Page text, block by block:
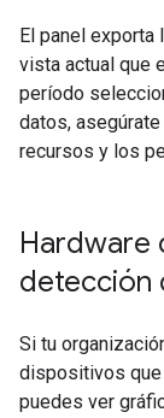
El panel exporta
vista actual que
período
datos,
recursos y los
Hardware
detección
Si tu
dispositivos que
puedes ver